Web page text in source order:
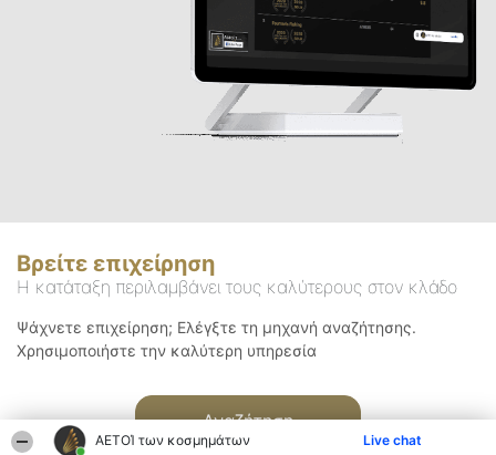
ΑΕΤΟΊ των κοσμημάτων Live chat
Βρείτε επιχείρηση
Η κατάταξη περιλαμβάνει τους καλύτερους στον κλάδο
Ψάχνετε επιχείρηση; Ελέγξτε τη μηχανή αναζήτησης.
Χρησιμοποιήστε την καλύτερη υπηρεσία
Αναζήτηση